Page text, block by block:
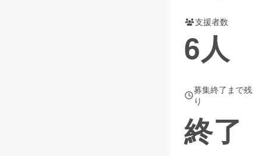
CAMPFIRE Creation
コミュニティ
支援者数
6人
募集終了まで残
り
終了